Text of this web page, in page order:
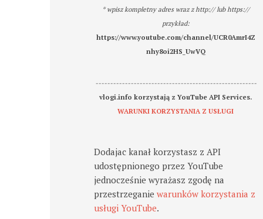
* wpisz kompletny adres wraz z http:// lub https://
przykład:
https://www.youtube.com/channel/UCR0AmrI4Z
nhy8oi2HS_UwVQ
-------------------------------------------------------
vlogi.info korzystają z YouTube API Services.
WARUNKI KORZYSTANIA Z USŁUGI
Dodajac kanał korzystasz z API
udostępnionego przez YouTube
jednocześnie wyrażasz zgodę na
przestrzeganiewarunków korzystania z
usługi YouTube.